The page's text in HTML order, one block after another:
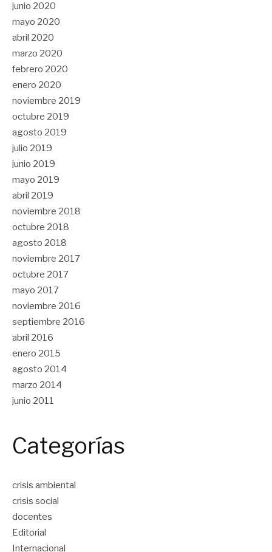
junio 2020
mayo 2020
abril 2020
marzo 2020
febrero 2020
enero 2020
noviembre 2019
octubre 2019
agosto 2019
julio 2019
junio 2019
mayo 2019
abril 2019
noviembre 2018
octubre 2018
agosto 2018
noviembre 2017
octubre 2017
mayo 2017
noviembre 2016
septiembre 2016
abril 2016
enero 2015
agosto 2014
marzo 2014
junio 2011
Categorías
crisis ambiental
crisis social
docentes
Editorial
Internacional